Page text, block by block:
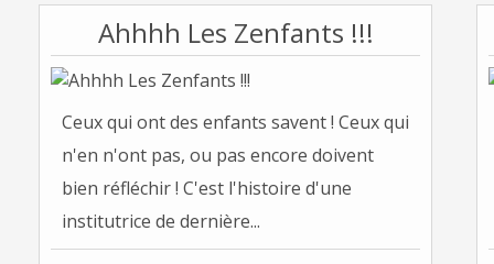
Ahhhh Les Zenfants !!!
Ceux qui ont des enfants savent ! Ceux qui
n'en n'ont pas, ou pas encore doivent
bien réfléchir ! C'est l'histoire d'une
institutrice de dernière...